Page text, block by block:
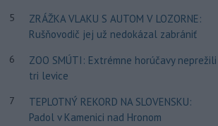
5
ZRÁŽKA VLAKU S AUTOM V LOZORNE:
Rušňovodič jej už nedokázal zabrániť
6
ZOO SMÚTI: Extrémne horúčavy neprežili
tri levice
7
TEPLOTNÝ REKORD NA SLOVENSKU:
Padol v Kamenici nad Hronom